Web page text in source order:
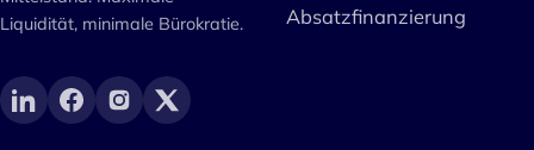
Liquidität, minimale Bürokratie.
Absatzfinanzierung